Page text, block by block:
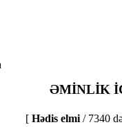
ƏMİNLİK
[ Hədis elmi / 7340